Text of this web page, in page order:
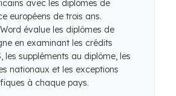
avec les diplômes de
européens de trois ans.
évalue les diplômes de
en examinant les crédits
les suppléments au diplôme, les
nationaux et les exceptions
à chaque pays.